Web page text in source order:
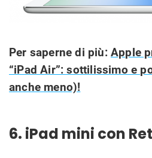
Per saperne di più: Apple
“iPad Air”: sottilissimo e
anche meno)!
6. iPad mini con